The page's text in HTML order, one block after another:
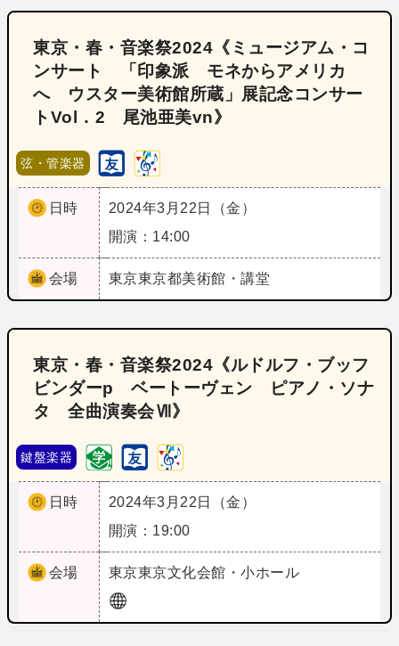
東京・春・音楽祭2024《ミュージアム・コ
ンサート 「印象派 モネからアメリカ
へ ウスター美術館所蔵」展記念コンサー
トVol．2 尾池亜美vn》
弦・管楽器
日時
2024年3月22日（金）
開演：14:00
会場 東京東京都美術館・講堂
東京・春・音楽祭2024《ルドルフ・ブッフ
ビンダーp ベートーヴェン ピアノ・ソナ
タ 全曲演奏会Ⅶ》
鍵盤楽器
日時
2024年3月22日（金）
開演：19:00
会場 東京東京文化会館・小ホール